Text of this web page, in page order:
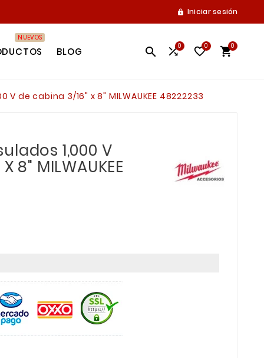
 Iniciar sesión
NUEVOS
BLOG  0 0 0
de cabina 3/16" x 8" MILWAUKEE 48222233
1,000 V
8" MILWAUKEE